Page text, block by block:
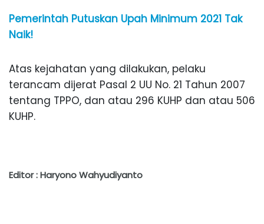
Pemerintah Putuskan Upah Minimum 2021 Tak
Naik!
Atas kejahatan yang dilakukan, pelaku
terancam dijerat Pasal 2 UU No. 21 Tahun 2007
tentang TPPO, dan atau 296 KUHP dan atau 506
KUHP.
Editor : Haryono Wahyudiyanto